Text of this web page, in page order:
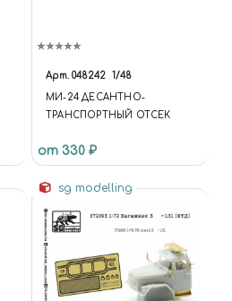
Арт. 048242 1/48
МИ-24 ДЕСАНТНО-
ТРАНСПОРТНЫЙ ОТСЕК
от 330 ₽
sg modelling